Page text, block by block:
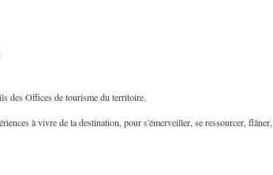
des Offices de tourisme du territoire.
à vivre de la destination, pour s'émerveiller, se ressourcer, flâner,